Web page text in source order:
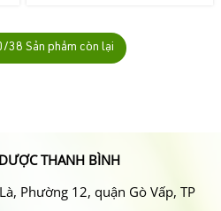
/38 Sản phẩm còn lại
THANH BÌNH
Phường 12, quận Gò Vấp, TP